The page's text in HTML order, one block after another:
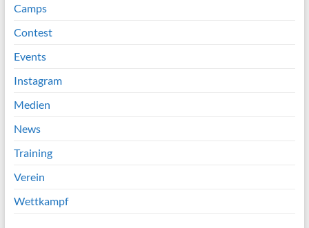
Camps
Contest
Events
Instagram
Medien
News
Training
Verein
Wettkampf